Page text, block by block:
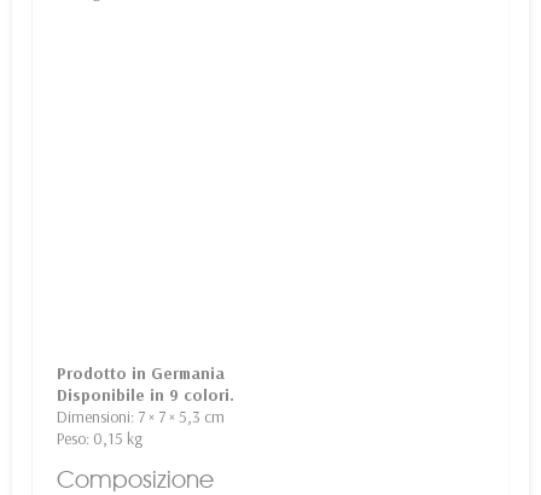
Prodotto in Germania
Disponibile in 9 colori.
Dimensioni: 7 × 7 × 5,3 cm
Peso: 0,15 kg
Composizione